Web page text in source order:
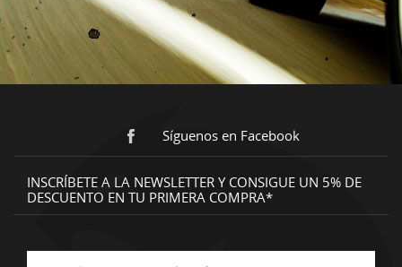
Síguenos en Facebook
INSCRÍBETE A LA NEWSLETTER Y CONSIGUE UN 5% DE
DESCUENTO EN TU PRIMERA COMPRA*